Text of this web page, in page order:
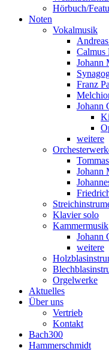
Hörbuch/
Noten
Vokalmusik
Calmus
Johann
Franz
Johann
weitere
Johann
Klavier solo
Kammermusik
Johann
weitere
Orgelwerke
Aktuelles
Über uns
Vertrieb
Kontakt
Bach300
Hammerschmidt